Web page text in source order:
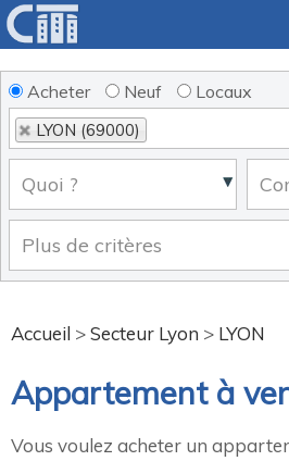
Acheter Neuf Locaux
LYON (69000)
Accueil >Secteur Lyon > LYON
Appartement à
Vous voulez acheter un